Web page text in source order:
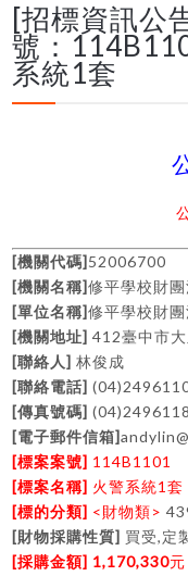
[招標資訊公
號：
系統1套
[機關代碼]52006700
[機關名稱]修平學校財
[單位名稱]修平學校財
[機關地址] 412臺中市
[聯絡人] 林俊成
[聯絡電話]
[傳真號碼]
[電子郵件信箱]
[標案案號] 114B1101
[標案名稱] 火警系統1套
[標的分類] < 財物類 >
[財物採購性質] 買受, 定
[採購金額] 1,170,330元